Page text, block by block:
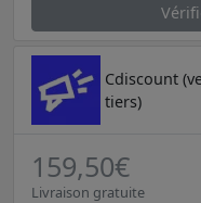
Cdiscount
tiers)
159,50€
Livraison gratuite